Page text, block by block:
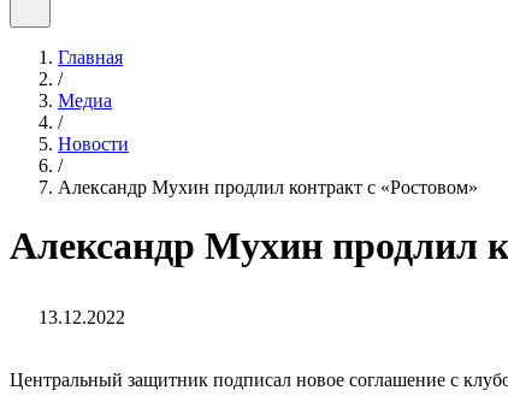
Главная
/
Медиа
/
Новости
/
Александр Мухин продлил контракт с «Ростовом»
Александр Мухин продлил
13.12.2022
Центральный защитник подписал новое соглашение с